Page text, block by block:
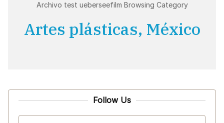
Archivo test ueberseefilm Browsing Category
Artes plásticas, México
Follow Us